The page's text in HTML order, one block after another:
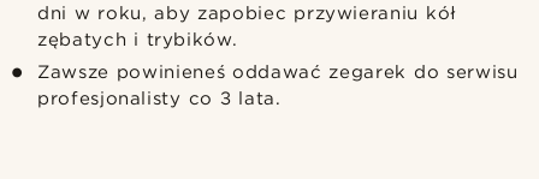
dni w roku, aby zapobiec przywieraniu kół
zębatych i trybików.
Zawsze powinieneś oddawać zegarek do serwisu
profesjonalisty co 3 lata.